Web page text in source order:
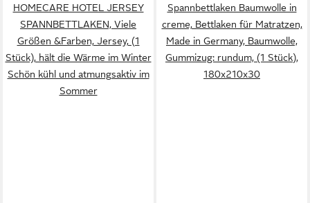
HOMECARE HOTEL JERSEY
SPANNBETTLAKEN, Viele
Größen &Farben, Jersey, (1
Stück), hält die Wärme im Winter
Schön kühl und atmungsaktiv im
Sommer
Spannbettlaken Baumwolle in
creme, Bettlaken für Matratzen,
Made in Germany, Baumwolle,
Gummizug: rundum, (1 Stück),
180x210x30